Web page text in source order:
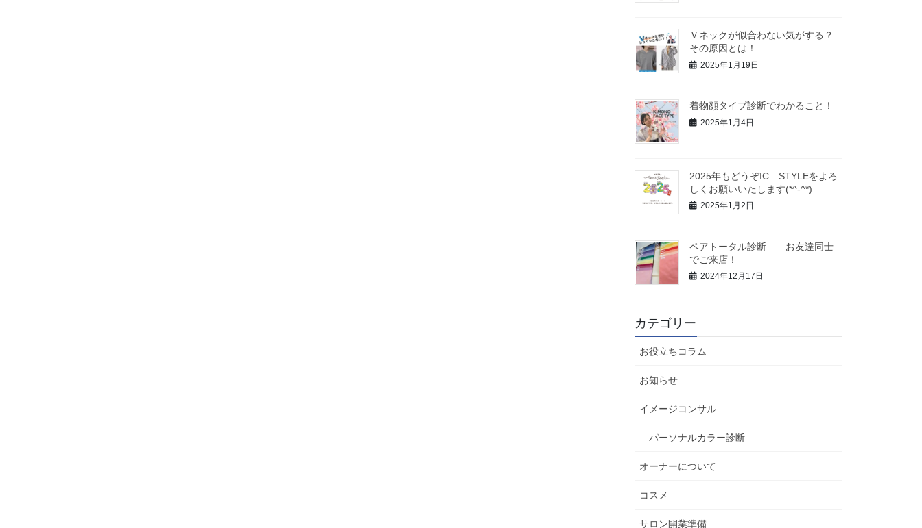
Ｖネックが似合わない気がする？
その原因とは！
2025年1月19日
着物顔タイプ診断でわかること！
2025年1月4日
2025年もどうぞIC STYLEをよろ
しくお願いいたします(*^-^*)
2025年1月2日
ペアトータル診断 お友達同士
でご来店！
2024年12月17日
カテゴリー
お役立ちコラム
お知らせ
イメージコンサル
パーソナルカラー診断
オーナーについて
コスメ
サロン開業準備